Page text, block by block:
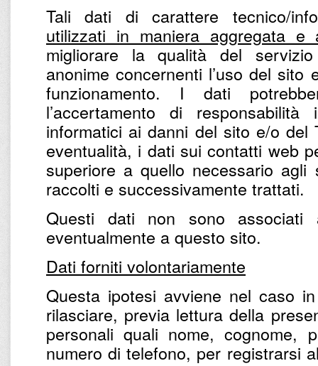
Tali dati di carattere tecnico/
utilizzati in maniera aggregata e
migliorare la qualità del
anonime concernenti l’uso del
funzionamento. I dati
l’accertamento di
informatici ai danni del sito e/o del
eventualità, i dati sui contatti web
superiore a quello necessario
raccolti e successivamente trattati.
Questi dati non sono associati
eventualmente a questo sito.
Dati forniti volontariamente
Questa ipotesi avviene nel caso
rilasciare, previa lettura della
personali quali nome, cognome,
numero di telefono, per registrarsi